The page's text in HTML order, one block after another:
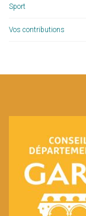
Sport
Vos contributions